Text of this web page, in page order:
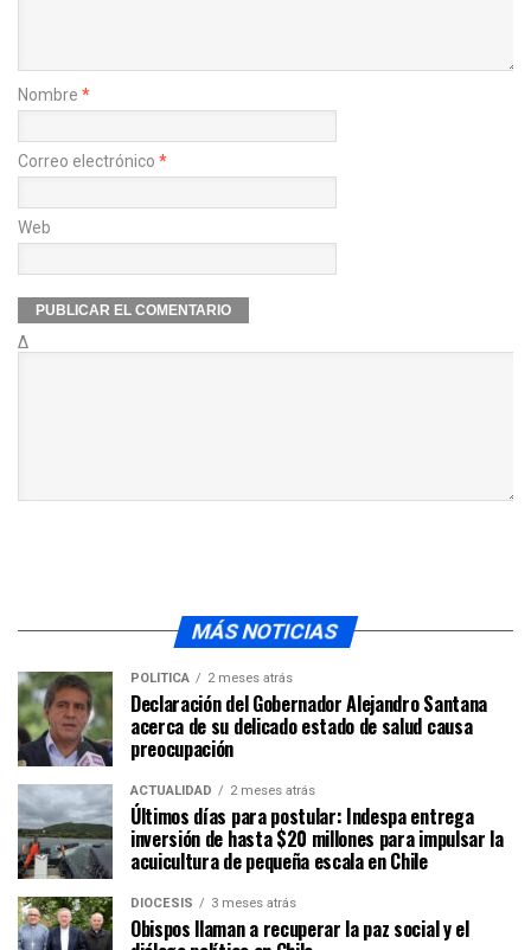
Nombre *
Correo electrónico *
Web
Δ
MÁS NOTICIAS
POLÍTICA 2 meses atrás
Declaración del Gobernador Alejandro Santana
acerca de su delicado estado de salud causa
preocupación
ACTUALIDAD 2 meses atrás
Últimos días para postular: Indespa entrega
inversión de hasta $20 millones para impulsar la
acuicultura de pequeña escala en Chile
DIÓCESIS 3 meses atrás
Obispos llaman a recuperar la paz social y el